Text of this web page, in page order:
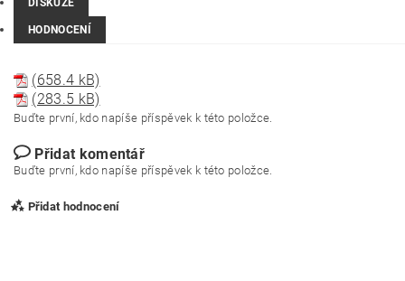
DISKUZE
HODNOCENÍ
(658.4 kB)
(283.5 kB)
Buďte první, kdo napíše příspěvek k této položce.
Přidat komentář
Buďte první, kdo napíše příspěvek k této položce.
Přidat hodnocení